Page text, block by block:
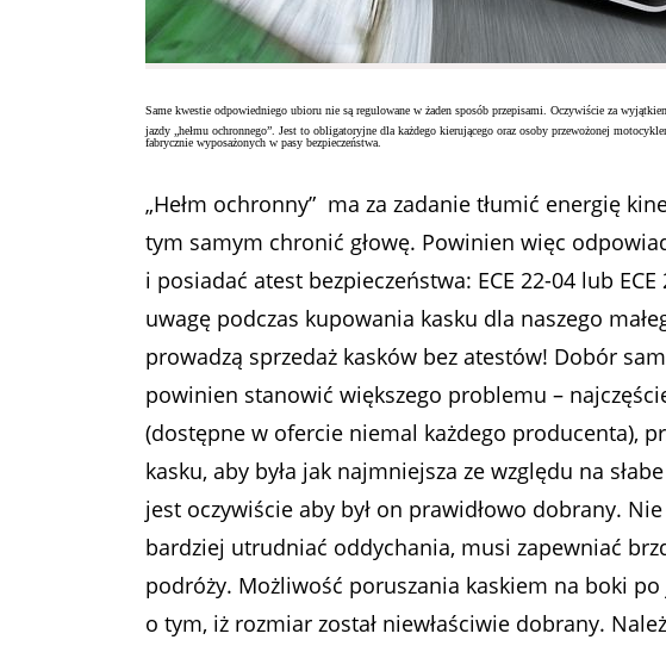
Same kwestie odpowiedniego ubioru nie są regulowane w żaden sposób przepisami. Oczywiście za
jazdy „hełmu ochronnego”. Jest to obligatoryjne dla każdego kierującego oraz osoby przewożonej
fabrycznie wyposażonych w pasy bezpieczeństwa.
„Hełm ochronny” ma za zadanie tłumić energię
tym samym chronić głowę. Powinien więc
i posiadać atest bezpieczeństwa: ECE 22-04 lub
uwagę podczas kupowania kasku dla naszego
prowadzą sprzedaż kasków bez atestów! Dobór
powinien stanowić większego problemu –
(dostępne w ofercie niemal każdego producenta),
kasku, aby była jak najmniejsza ze względu na
jest oczywiście aby był on prawidłowo dobrany.
bardziej utrudniać oddychania, musi zapewniać
podróży. Możliwość poruszania kaskiem na boki
o tym, iż rozmiar został niewłaściwie dobrany.